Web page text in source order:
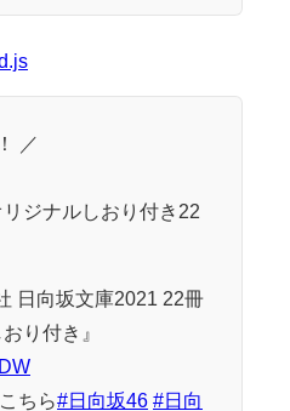
！ ／
ジナルしおり付き22
日向坂文庫2021 22冊
り付き』
ちら#日向坂46 #日向